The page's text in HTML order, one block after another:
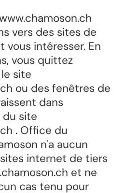
vers des sites de
vous intéresser. En
vous quittez
site
ou des fenêtres de
dans
du site
. Office du
n'a aucun
internet de tiers
et ne
cas tenu pour